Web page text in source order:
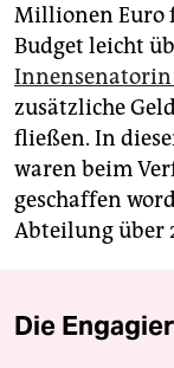
Millionen Euro
Budget leicht
Innensenatorin
zusätzliche
fließen. In
waren beim
geschaffen
Abteilung über
Die